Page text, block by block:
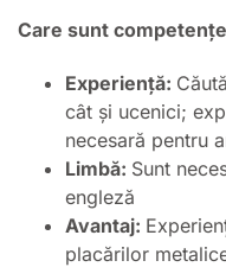
Care sunt
Experiență:
cât și ucenici;
necesară pentru
Limbă: Sunt
engleză
Avantaj:
placărilor